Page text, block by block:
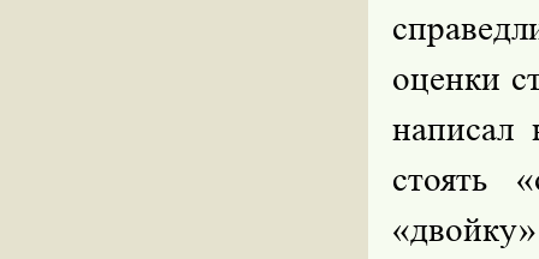
оценки
написал
стоять